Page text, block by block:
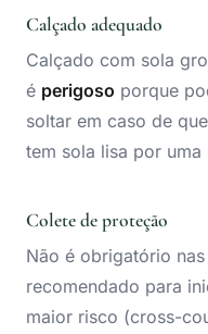
Calçado adequado
Calçado com sola
é perigoso porque
soltar em caso de
tem sola lisa por uma
Colete de proteção
Não é obrigatório
recomendado para
maior risco (cross-